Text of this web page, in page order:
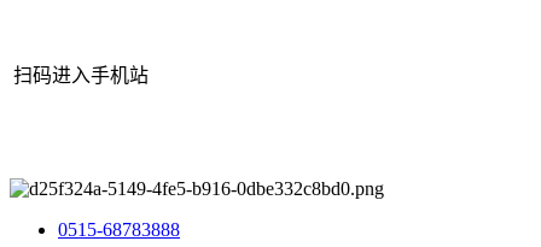
扫码进入手机站
0515-68783888